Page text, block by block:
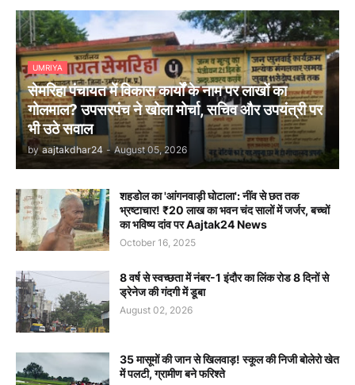
UMRIYA
सेमरिहा पंचायत में विकास कार्यों के नाम पर लाखों का
गोलमाल? उपसरपंच ने खोला मोर्चा, सचिव और उपयंत्री पर
भी उठे सवाल
by aajtakdhar24 - August 05, 2026
शहडोल का 'आंगनवाड़ी घोटाला': नींव से छत तक
भ्रष्टाचार! ₹20 लाख का भवन चंद सालों में जर्जर, बच्चों
का भविष्य दांव पर Aajtak24 News
October 16, 2025
8 वर्ष से स्वच्छता में नंबर-1 इंदौर का लिंक रोड 8 दिनों से
ड्रेनेज की गंदगी में डूबा
August 02, 2026
35 मासूमों की जान से खिलवाड़! स्कूल की निजी बोलेरो खेत
में पलटी, ग्रामीण बने फरिश्ते